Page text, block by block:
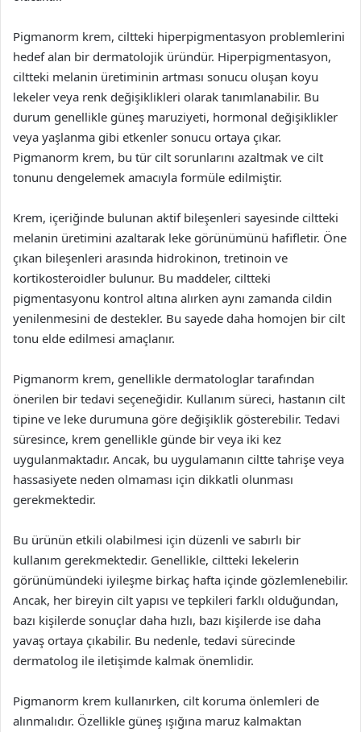
Pigmanorm krem, ciltteki hiperpigmentasyon problemlerini
hedef alan bir dermatolojik üründür. Hiperpigmentasyon,
ciltteki melanin üretiminin artması sonucu oluşan koyu
lekeler veya renk değişiklikleri olarak tanımlanabilir. Bu
durum genellikle güneş maruziyeti, hormonal değişiklikler
veya yaşlanma gibi etkenler sonucu ortaya çıkar.
Pigmanorm krem, bu tür cilt sorunlarını azaltmak ve cilt
tonunu dengelemek amacıyla formüle edilmiştir.
Krem, içeriğinde bulunan aktif bileşenleri sayesinde ciltteki
melanin üretimini azaltarak leke görünümünü hafifletir. Öne
çıkan bileşenleri arasında hidrokinon, tretinoin ve
kortikosteroidler bulunur. Bu maddeler, ciltteki
pigmentasyonu kontrol altına alırken aynı zamanda cildin
yenilenmesini de destekler. Bu sayede daha homojen bir cilt
tonu elde edilmesi amaçlanır.
Pigmanorm krem, genellikle dermatologlar tarafından
önerilen bir tedavi seçeneğidir. Kullanım süreci, hastanın cilt
tipine ve leke durumuna göre değişiklik gösterebilir. Tedavi
süresince, krem genellikle günde bir veya iki kez
uygulanmaktadır. Ancak, bu uygulamanın ciltte tahrişe veya
hassasiyete neden olmaması için dikkatli olunması
gerekmektedir.
Bu ürünün etkili olabilmesi için düzenli ve sabırlı bir
kullanım gerekmektedir. Genellikle, ciltteki lekelerin
görünümündeki iyileşme birkaç hafta içinde gözlemlenebilir.
Ancak, her bireyin cilt yapısı ve tepkileri farklı olduğundan,
bazı kişilerde sonuçlar daha hızlı, bazı kişilerde ise daha
yavaş ortaya çıkabilir. Bu nedenle, tedavi sürecinde
dermatolog ile iletişimde kalmak önemlidir.
Pigmanorm krem kullanırken, cilt koruma önlemleri de
alınmalıdır. Özellikle güneş ışığına maruz kalmaktan